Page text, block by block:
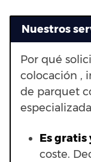
Nuestros
Por qué
colocación ,
de parquet
Es gratis
coste.